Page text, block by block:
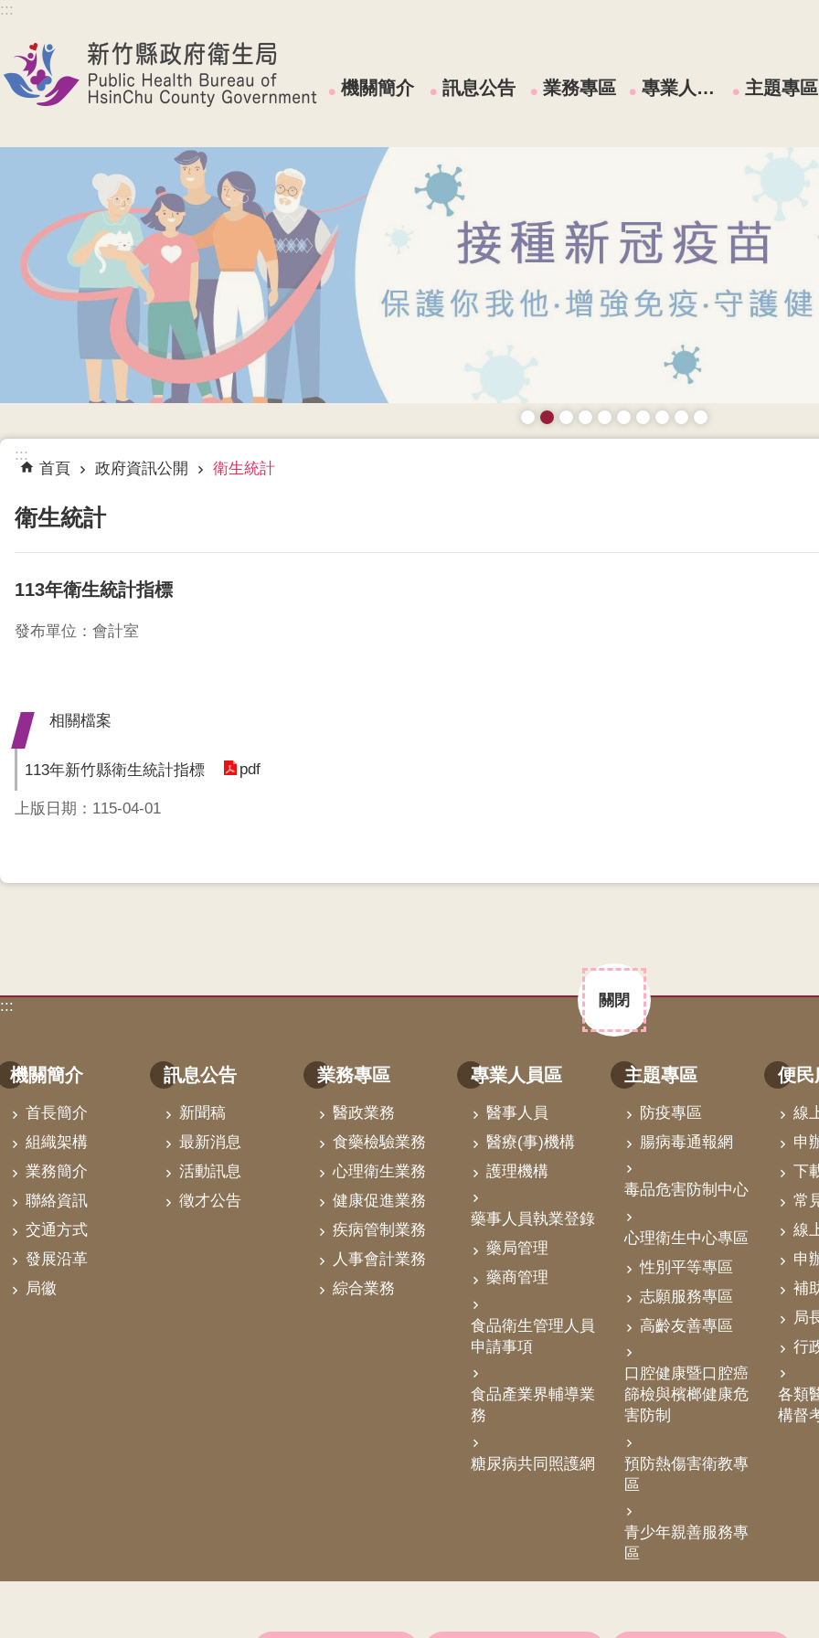
跳到主要內容區塊
:::
機關簡介 訊息公告 業務專區 專業人員區 主題專區
:::
首頁 政府資訊公開 衛生統計
衛生統計
113年衛生統計指標
發布單位：會計室
相關檔案
113年新竹縣衛生統計指標 pdf
上版日期：115-04-01
關閉
:::
機關簡介
首長簡介
組織架構
業務簡介
聯絡資訊
交通方式
發展沿革
局徽
訊息公告
新聞稿
最新消息
活動訊息
徵才公告
業務專區
醫政業務
食藥檢驗業務
心理衛生業務
健康促進業務
疾病管制業務
人事會計業務
綜合業務
專業人員區
醫事人員
醫療(事)機構
護理機構
藥事人員執業登錄
藥局管理
藥商管理
食品衛生管理人員
申請事項
食品產業界輔導業
務
糖尿病共同照護網
主題專區
防疫專區
腸病毒通報網
毒品危害防制中心
心理衛生中心專區
性別平等專區
志願服務專區
高齡友善專區
口腔健康暨口腔癌
篩檢與檳榔健康危
害防制
預防熱傷害衛教專
區
青少年親善服務專
區
便民
線
申
下
常
線
申
補
局
行
各類
構督